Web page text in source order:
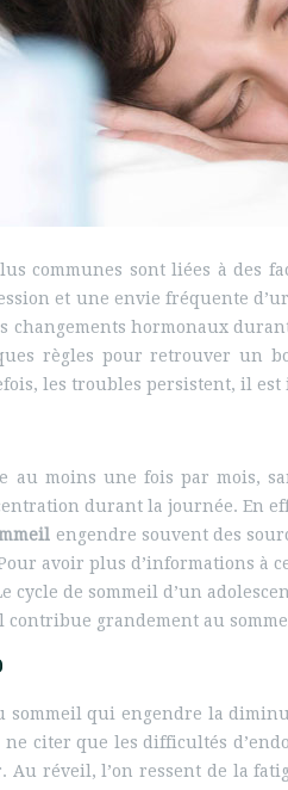
communes sont liées à des
et une envie fréquente
changements hormonaux
règles pour retrouver un
les troubles persistent, il
au moins une fois par mois,
durant la journée. En
engendre souvent des
avoir plus d’informations à
cycle de sommeil d’un
grandement au
qui engendre la
citer que les difficultés
Au réveil, l’on ressent de la